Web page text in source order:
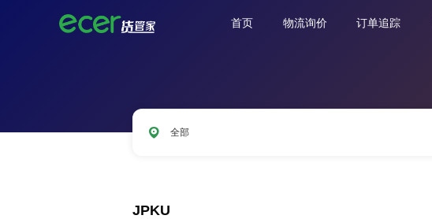
首页 物流询价 订单追踪
全部
JPKU